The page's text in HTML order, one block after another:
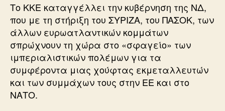
Το ΚΚΕ καταγγέλλει την κυβέρνηση της ΝΔ,
που με τη στήριξη του ΣΥΡΙΖΑ, του ΠΑΣΟΚ, των
άλλων ευρωατλαντικών κομμάτων
σπρώχνουν τη χώρα στο «σφαγείο» των
ιμπεριαλιστικών πολέμων για τα
συμφέροντα μιας χούφτας εκμεταλλευτών
και των συμμάχων τους στην ΕΕ και στο
ΝΑΤΟ.